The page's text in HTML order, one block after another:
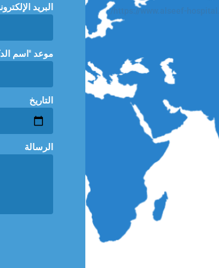
https://www.alseef-
البريد
"موعد "اسم
التاريخ
الرسالة